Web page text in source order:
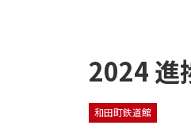
2024 進
和田町鉄道館